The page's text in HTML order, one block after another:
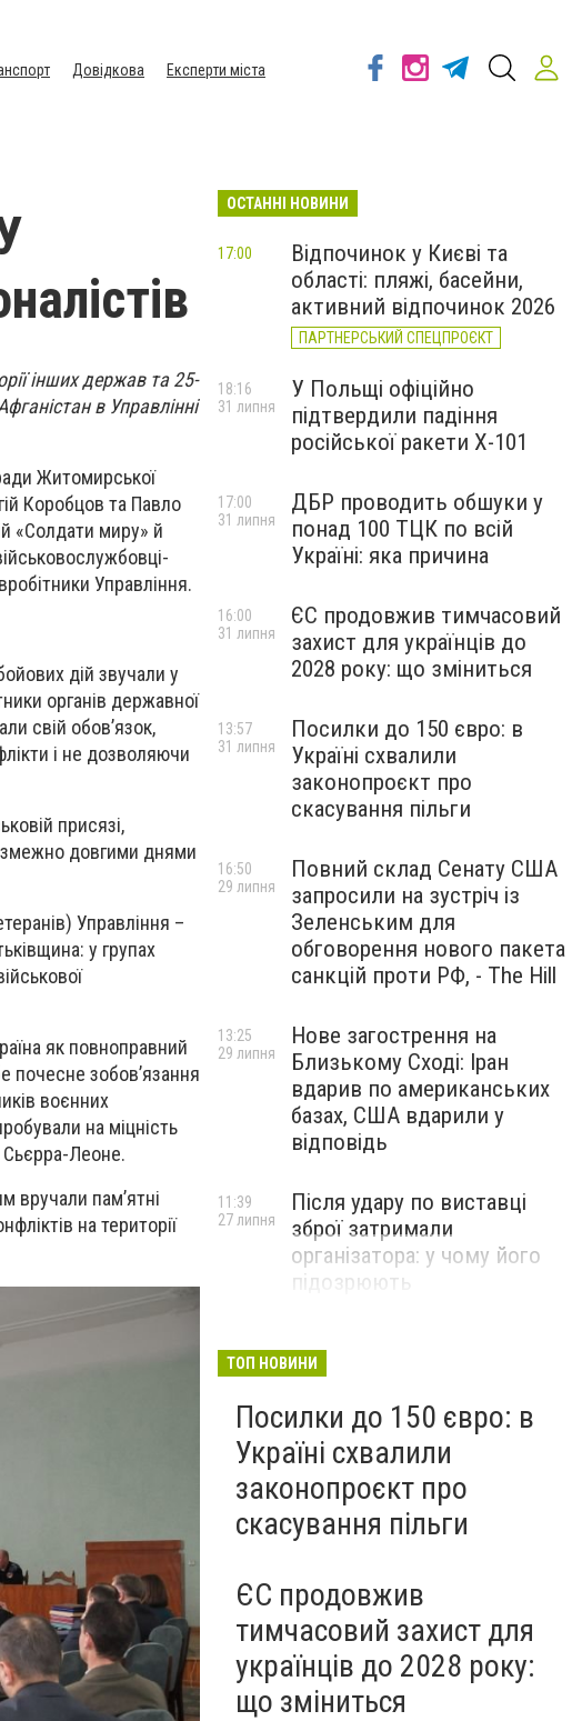
Довідкова
Експерти міста
інших держав та 25-
в Управлінні
Житомирської
Коробцов та Павло
«Солдати миру» й
Управління.
дій звучали у
органів державної
свій обов’язок,
і не дозволяючи
присязі,
довгими днями
Управління –
у групах
як повноправний
почесне зобов’язання
воєнних
на міцність
Сьєрра-Леоне.
вручали пам’ятні
на території
ОСТАННІ НОВИНИ
Відпочинок у Києві та
області: пляжі, басейни,
активний відпочинок 2026
ПАРТНЕРСЬКИЙ СПЕЦПРОЄКТ
17:00
У Польщі офіційно
підтвердили падіння
російської ракети Х-101
18:16
31 липня
ДБР проводить обшуки у
понад 100 ТЦК по всій
Україні: яка причина
17:00
31 липня
ЄС продовжив тимчасовий
захист для українців до
2028 року: що зміниться
16:00
31 липня
Посилки до 150 євро: в
Україні схвалили
законопроєкт про
скасування пільги
13:57
31 липня
Повний склад Сенату США
запросили на зустріч із
Зеленським для
обговорення нового пакета
санкцій проти РФ, - The Hill
16:50
29 липня
Нове загострення на
Близькому Сході: Іран
вдарив по американських
базах, США вдарили у
відповідь
13:25
29 липня
Після удару по виставці
зброї затримали
організатора: у чому його
підозрюють
11:39
27 липня
ТОП НОВИНИ
Посилки до 150 євро: в
Україні схвалили
законопроєкт про
скасування пільги
ЄС продовжив
тимчасовий захист для
українців до 2028 року:
що зміниться